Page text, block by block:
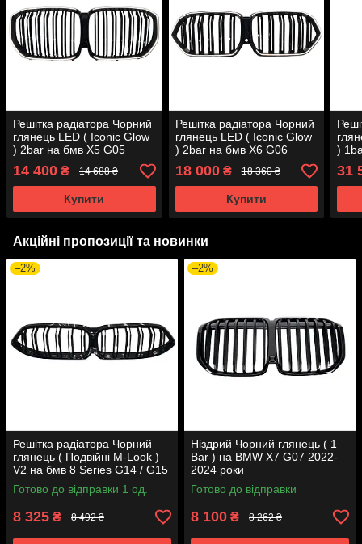
Решітка радіатора Чорний
глянець LED ( Iconic Glow
) 2bar на бмв X5 G05
2018-2022 року
14 400 ₴ 14 688 ₴
Купити
Решітка радіатора Чорний
глянець LED ( Iconic Glow
) 2bar на бмв X6 G06
2019-2022 року
18 000₴ 18 360 ₴
Купити
)
31
Акційні пропозиції та новинки
–2%
Решітка радіатора Чорний
глянець ( Подвійні M-Look )
V2 на бмв 8 Series G14 / G15
/ G16 2018-2023 року
Готово до відправки 1 од.
8 325 ₴ 8 492 ₴
–2%
Ніздрий Чорний глянець ( 1
Bar ) на BMW X7 G07 2022-
2024 роки
Готово до відправки
8 100 ₴ 8 262 ₴